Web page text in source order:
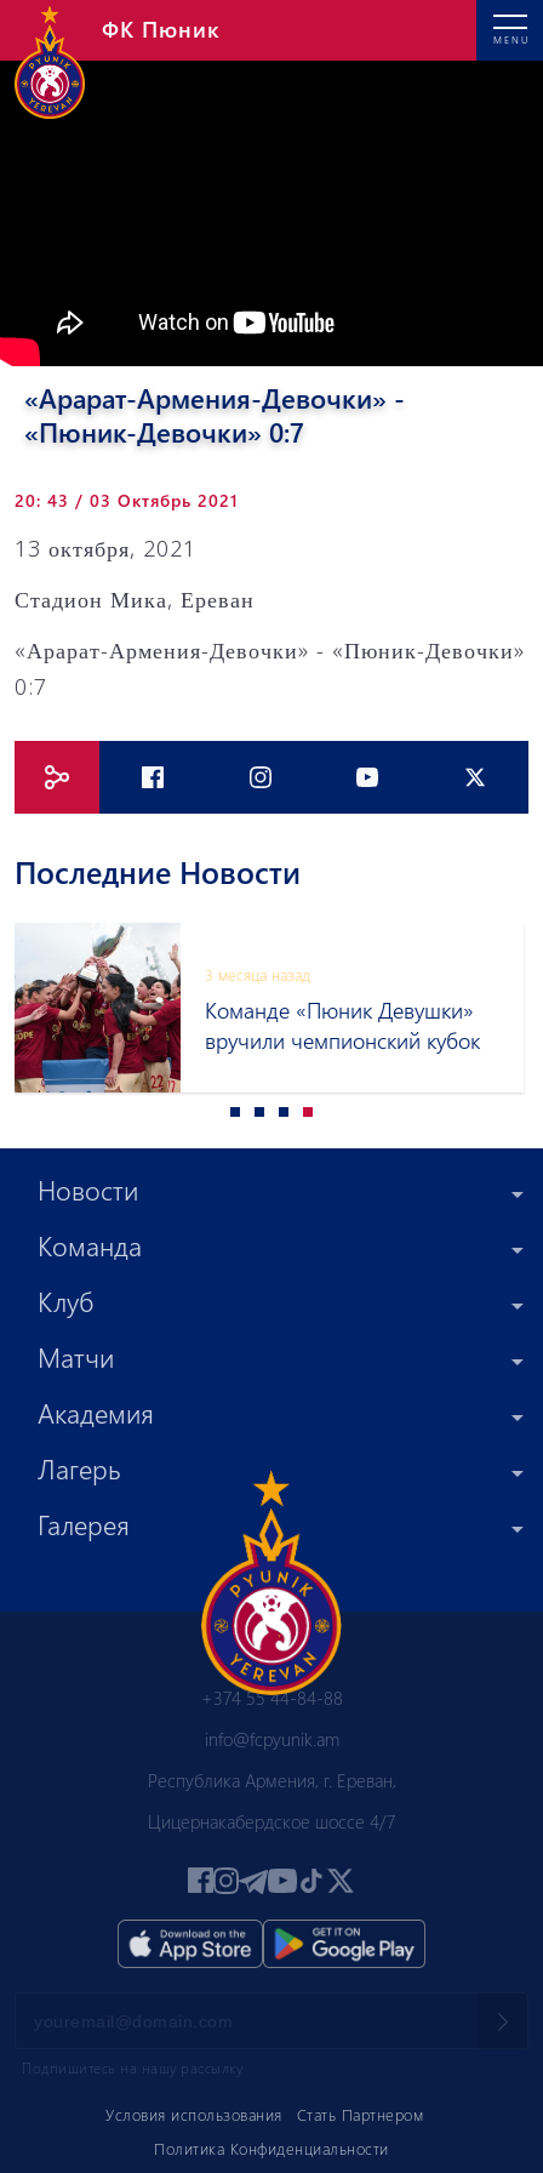
MENU
ФК Пюник
«Арарат-Армения-Девочки» -
«Пюник-Девочки» 0:7
20: 43 / 03 Октябрь 2021
13 октября, 2021
Стадион Мика, Ереван
«Арарат-Армения-Девочки» - «Пюник-Девочки»
0:7
Последние Новости
3 месяца назад
Команде «Пюник Девушки»
вручили чемпионский кубок
Новости
Команда
Клуб
Матчи
Академия
Лагерь
Галерея
Условия использования
Стать Партнером
Политика Конфиденциальности
+374 55 44-84-88
info@fcpyunik.am
Республика Армения, г. Ереван,
Цицернакабердское шоссе 4/7
Подпишитесь на нашу рассылку